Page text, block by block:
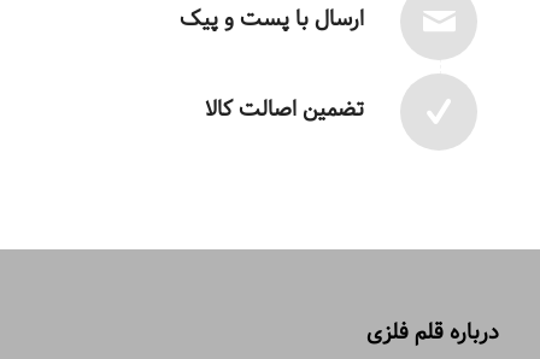
ارسال با پست و پیک
تضمین اصالت کالا
درباره قلم فلزی